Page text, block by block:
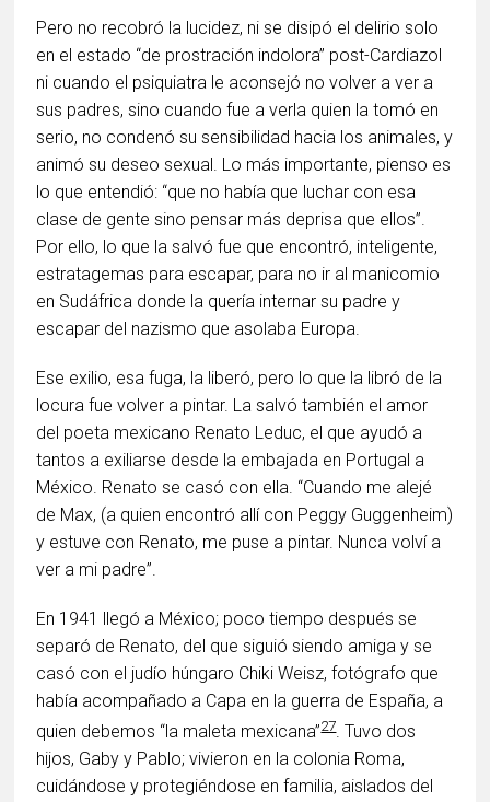
Pero no recobró la lucidez, ni se disipó el delirio solo
en el estado “de prostración indolora” post-Cardiazol
ni cuando el psiquiatra le aconsejó no volver a ver a
sus padres, sino cuando fue a verla quien la tomó en
serio, no condenó su sensibilidad hacia los animales, y
animó su deseo sexual. Lo más importante, pienso es
lo que entendió: “que no había que luchar con esa
clase de gente sino pensar más deprisa que ellos”.
Por ello, lo que la salvó fue que encontró, inteligente,
estratagemas para escapar, para no ir al manicomio
en Sudáfrica donde la quería internar su padre y
escapar del nazismo que asolaba Europa.
Ese exilio, esa fuga, la liberó, pero lo que la libró de la
locura fue volver a pintar. La salvó también el amor
del poeta mexicano Renato Leduc, el que ayudó a
tantos a exiliarse desde la embajada en Portugal a
México. Renato se casó con ella. “Cuando me alejé
de Max, (a quien encontró allí con Peggy Guggenheim)
y estuve con Renato, me puse a pintar. Nunca volví a
ver a mi padre”.
En 1941 llegó a México; poco tiempo después se
separó de Renato, del que siguió siendo amiga y se
casó con el judío húngaro Chiki Weisz, fotógrafo que
había acompañado a Capa en la guerra de España, a
quien debemos “la maleta mexicana”27. Tuvo dos
hijos, Gaby y Pablo; vivieron en la colonia Roma,
cuidándose y protegiéndose en familia, aislados del